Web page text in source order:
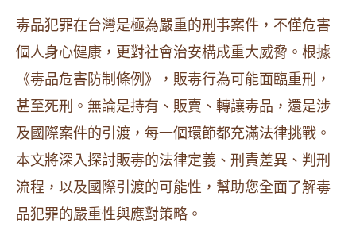
毒品犯罪在台灣是極為嚴重的刑事案件，不僅危害
個人身心健康，更對社會治安構成重大威脅。根據
《毒品危害防制條例》，販毒行為可能面臨重刑，
甚至死刑。無論是持有、販賣、轉讓毒品，還是涉
及國際案件的引渡，每一個環節都充滿法律挑戰。
本文將深入探討販毒的法律定義、刑責差異、判刑
流程，以及國際引渡的可能性，幫助您全面了解毒
品犯罪的嚴重性與應對策略。